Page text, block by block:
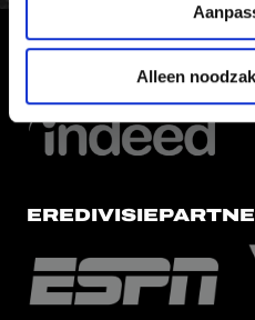
Alleen
HOOFDSPONSOR